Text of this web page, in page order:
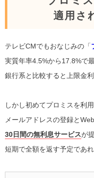
適用さ
テレビCMでもおなじみの「
実質年率4.5%から17.8%で
銀行系と比較すると上限金
しかし初めてプロミスを利
メールアドレスの登録と
30日間の無利息サービスが
短期で全額を返す予定であ